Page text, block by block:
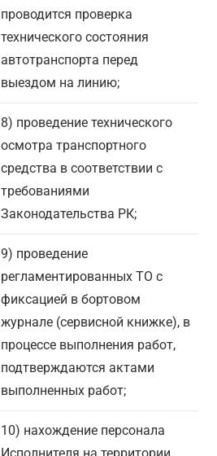
проводится проверка
технического состояния
автотранспорта перед
выездом на линию;
8) проведение технического
осмотра транспортного
средства в соответствии с
требованиями
Законодательства РК;
9) проведение
регламентированных ТО с
фиксацией в бортовом
журнале (сервисной книжке), в
процессе выполнения работ,
подтверждаются актами
выполненных работ;
10) нахождение персонала